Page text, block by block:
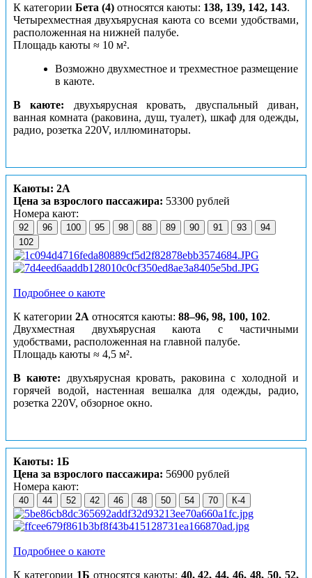
К категории Бета (4) относятся каюты: 138, 139, 142, 143.
Четырехместная двухъярусная каюта со всеми удобствами,
расположенная на нижней палубе.
Площадь каюты ≈ 10 м².
Возможно двухместное и трехместное размещение
в каюте.
В каюте: двухъярусная кровать, двуспальный диван,
ванная комната (раковина, душ, туалет), шкаф для одежды,
радио, розетка 220V, иллюминаторы.
Каюты: 2А
Цена за взрослого пассажира: 53300 рублей
Номера кают:
92 96 100 95 98 88 89 90 91 93
94
102
Подробнее о каюте
К категории 2А относятся каюты: 88–96, 98, 100, 102.
Двухместная двухъярусная каюта с частичными
удобствами, расположенная на главной палубе.
Площадь каюты ≈ 4,5 м².
В каюте: двухъярусная кровать, раковина с холодной и
горячей водой, настенная вешалка для одежды, радио,
розетка 220V, обзорное окно.
Каюты: 1Б
Цена за взрослого пассажира: 56900 рублей
Номера кают:
40 44 52 42 46 48 50 54 70 К-4
Подробнее о каюте
К категории 1Б относятся каюты: 40, 42, 44, 46, 48, 50, 52,